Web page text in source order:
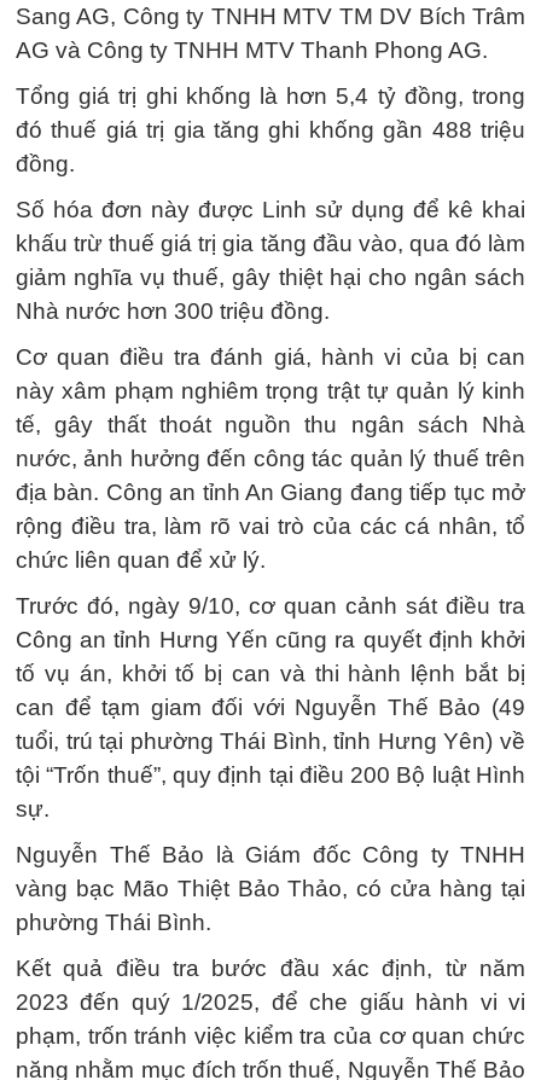
Sang AG, Công ty TNHH MTV TM DV Bích Trâm
AG và Công ty TNHH MTV Thanh Phong AG.
Tổng giá trị ghi khống là hơn 5,4 tỷ đồng, trong
đó thuế giá trị gia tăng ghi khống gần 488 triệu
đồng.
Số hóa đơn này được Linh sử dụng để kê khai
khấu trừ thuế giá trị gia tăng đầu vào, qua đó làm
giảm nghĩa vụ thuế, gây thiệt hại cho ngân sách
Nhà nước hơn 300 triệu đồng.
Cơ quan điều tra đánh giá, hành vi của bị can
này xâm phạm nghiêm trọng trật tự quản lý kinh
tế, gây thất thoát nguồn thu ngân sách Nhà
nước, ảnh hưởng đến công tác quản lý thuế trên
địa bàn. Công an tỉnh An Giang đang tiếp tục mở
rộng điều tra, làm rõ vai trò của các cá nhân, tổ
chức liên quan để xử lý.
Trước đó, ngày 9/10, cơ quan cảnh sát điều tra
Công an tỉnh Hưng Yến cũng ra quyết định khởi
tố vụ án, khởi tố bị can và thi hành lệnh bắt bị
can để tạm giam đối với Nguyễn Thế Bảo (49
tuổi, trú tại phường Thái Bình, tỉnh Hưng Yên) về
tội “Trốn thuế”, quy định tại điều 200 Bộ luật Hình
sự.
Nguyễn Thế Bảo là Giám đốc Công ty TNHH
vàng bạc Mão Thiệt Bảo Thảo, có cửa hàng tại
phường Thái Bình.
Kết quả điều tra bước đầu xác định, từ năm
2023 đến quý 1/2025, để che giấu hành vi vi
phạm, trốn tránh việc kiểm tra của cơ quan chức
năng nhằm mục đích trốn thuế, Nguyễn Thế Bảo